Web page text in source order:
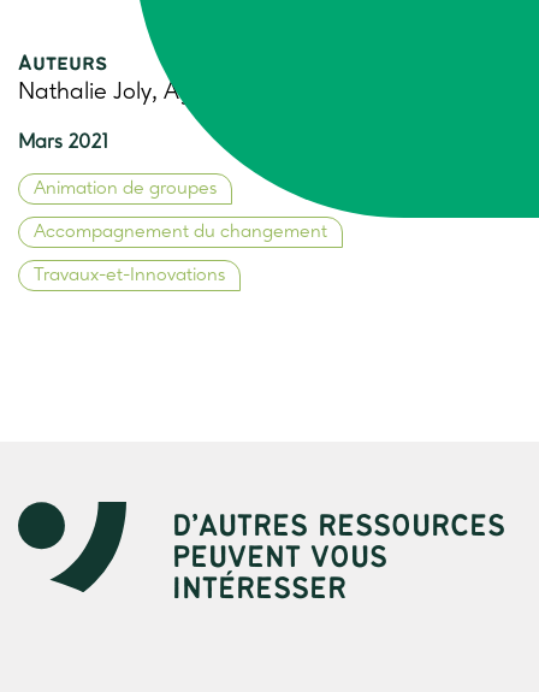
Auteurs
Nathalie Joly, AgrosupDijon
Mars 2021
Animation de groupes
Accompagnement du changement
Travaux-et-Innovations
D’AUTRES RESSOURCES
PEUVENT VOUS
INTÉRESSER